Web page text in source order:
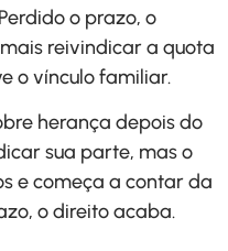
o prazo, o
reivindicar a quota
o vínculo familiar.
herança depois do
sua parte, mas o
e começa a contar da
o direito acaba.